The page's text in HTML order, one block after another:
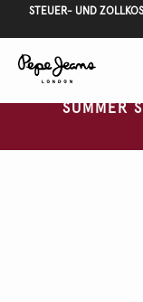
STEUER- UND
SUMMER